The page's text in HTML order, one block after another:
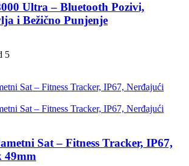
Ultra – Bluetooth Pozivi,
i Bežično Punjenje
5
Sat – Fitness Tracker, IP67,
49mm